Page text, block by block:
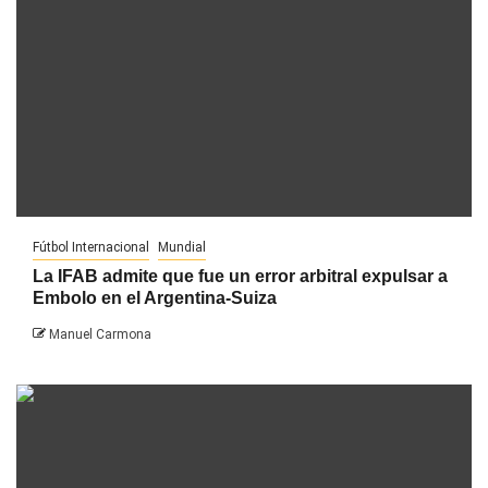
Fútbol Internacional Mundial
La IFAB admite que fue un error arbitral expulsar a
Embolo en el Argentina-Suiza
Manuel Carmona